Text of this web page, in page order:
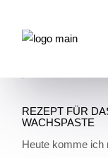
content
FÜR DAS
REZEPT FÜR
WACHSPASTE
Heute komme ich